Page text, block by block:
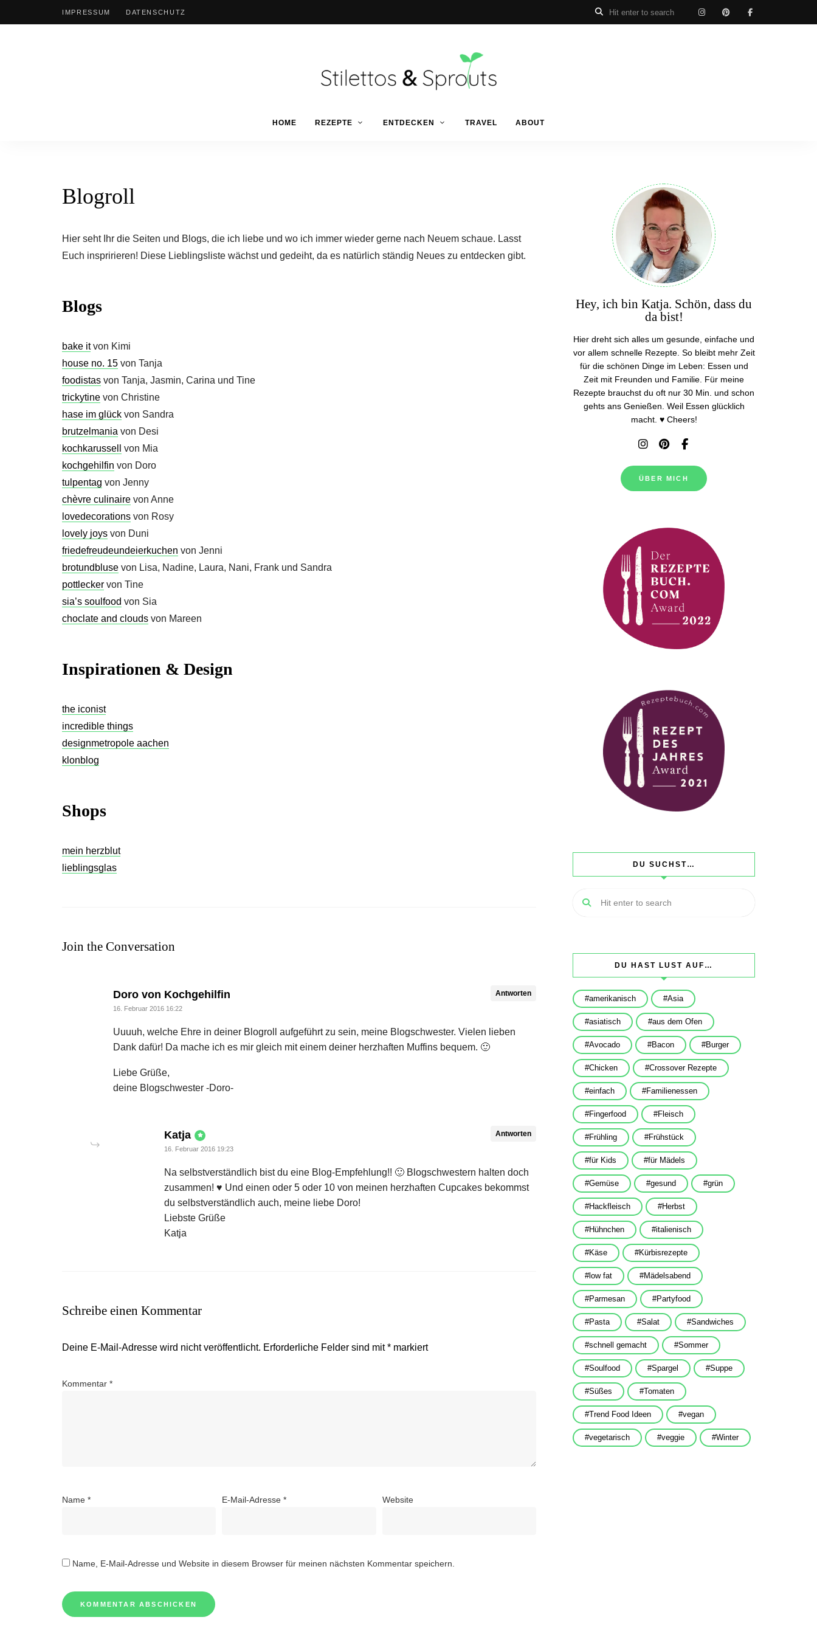
IMPRESSUM DATENSCHUTZ
Stilettos
Food
Blog
HOME REZEPTE ENTDECKEN TRAVEL ABOUT
Blogroll
Hier seht Ihr die Seiten und Blogs, die ich liebe und wo ich immer wieder gerne nach Neuem schaue. Lasst
Euch inspririeren! Diese Lieblingsliste wächst und gedeiht, da es natürlich ständig Neues zu entdecken gibt.
Blogs
bake itvon Kimi
house no. 15 von Tanja
foodistas von Tanja, Jasmin, Carina und Tine
trickytine von Christine
hase im glück von Sandra
brutzelmania von Desi
kochkarussell
von Mia
kochgehilfin von Doro
tulpentag von Jenny
chèvre culinaire von Anne
lovedecorations von Rosy
lovely joys von Duni
friedefreudeundeierkuchen von Jenni
brotundbluse von Lisa, Nadine, Laura, Nani, Frank und Sandra
pottlecker von Tine
sia’s soulfood von Sia
choclate and clouds von Mareen
Inspirationen & Design
the iconist
incredible things
designmetropole aachen
klonblog
Shops
mein herzblut
lieblingsglas
Join the Conversation
Doro von Kochgehilfin
16. Februar 2016 16:22
Uuuuh, welche Ehre in deiner Blogroll aufgeführt zu sein, meine Blogschwester. Vielen lieben
Dank dafür! Da mache ich es mir gleich mit einem deiner herzhaften Muffins bequem. 🙂
Liebe Grüße,
deine Blogschwester -Doro-
Antworten
Katja says:
16. Februar 2016 19:23
Na selbstverständlich bist du eine Blog-Empfehlung!! 🙂 Blogschwestern halten doch
zusammen! ♥ Und einen oder 5 oder 10 von meinen herzhaften Cupcakes bekommst
du selbstverständlich auch, meine liebe Doro!
Liebste Grüße
Katja
Antworten
Schreibe einen Kommentar
Deine E-Mail-Adresse wird nicht veröffentlicht. Erforderliche Felder sind mit* markiert
Kommentar *
Name * E-Mail-Adresse* Website
Name, E-Mail-Adresse und Website in diesem Browser für meinen nächsten Kommentar speichern.
Hey, ich bin Katja. Schön, dass du
da bist!
Hier dreht sich alles um gesunde, einfache und
vor allem schnelle Rezepte. So bleibt mehr Zeit
für die schönen Dinge im Leben: Essen und
Zeit mit Freunden und Familie. Für meine
Rezepte brauchst du oft nur 30 Min. und schon
gehts ans Genießen. Weil Essen glücklich
macht. ♥ Cheers!
ÜBER MICH
DU SUCHST…
DU HAST LUST AUF…
amerikanisch Asia
asiatisch aus dem Ofen
Avocado Bacon Burger
Chicken Crossover Rezepte
einfach Familienessen
Fingerfood Fleisch
Frühling Frühstück
für Kids für Mädels
Gemüse gesund grün
Hackfleisch Herbst
Hühnchen italienisch
Käse Kürbisrezepte
low fat Mädelsabend
Parmesan Partyfood
Pasta Salat Sandwiches
schnell gemacht Sommer
Soulfood Spargel Suppe
Süßes Tomaten
Trend Food Ideen vegan
vegetarisch veggie Winter